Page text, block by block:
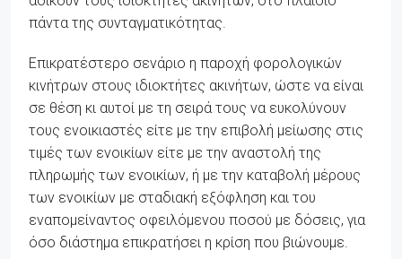
πάντα της συνταγματικότητας.
Επικρατέστερο σενάριο η παροχή φορολογικών
κινήτρων στους ιδιοκτήτες ακινήτων, ώστε να είναι
σε θέση κι αυτοί με τη σειρά τους να ευκολύνουν
τους ενοικιαστές είτε με την επιβολή μείωσης στις
τιμές των ενοικίων είτε με την αναστολή της
πληρωμής των ενοικίων, ή με την καταβολή μέρους
των ενοικίων με σταδιακή εξόφληση και του
εναπομείναντος οφειλόμενου ποσού με δόσεις, για
όσο διάστημα επικρατήσει η κρίση που βιώνουμε.